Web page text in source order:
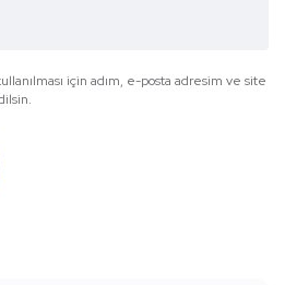
için adım, e-posta adresim ve site